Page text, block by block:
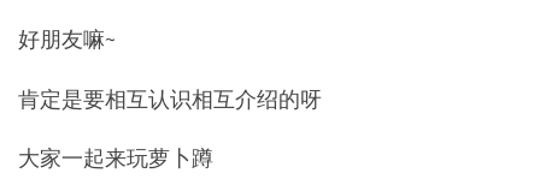
好朋友嘛~
肯定是要相互认识相互介绍的呀
大家一起来玩萝卜蹲